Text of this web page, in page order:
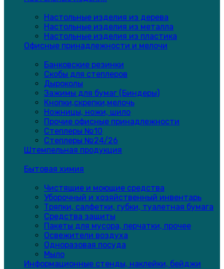
Настольные изделия из дерева
Настольные изделия из металла
Настольные изделия из пластика
Офисные принадлежности и мелочи
Банковские резинки
Скобы для степлеров
Дыроколы
Зажимы для бумаг (Биндеры)
Кнопки,скрепки,мелочь
Ножницы, ножи, шило
Прочие офисные принадлежности
Степлеры №10
Степлеры №24/26
Штемпельная продукция
Бытовая химия
Чистящие и моющие средства
Уборочный и хозяйственный инвентарь
Тряпки, салфетки, губки, туалетная бумага
Средства защиты
Пакеты для мусора, перчатки, прочее
Освежители воздуха
Одноразовая посуда
Мыло
Информационные стенды, наклейки, бейджи